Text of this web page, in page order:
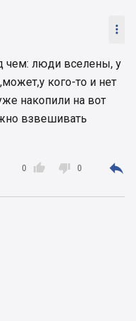

чем: люди вселены, у
кого-то и нет
накопили на вот
взвешивать

0  0 